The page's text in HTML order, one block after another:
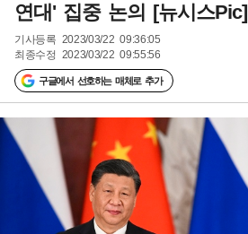
연대' 집중 논의 [뉴시스Pic]
기사등록 2023/03/22 09:36:05
최종수정 2023/03/22 09:55:56
구글에서 선호하는 매체로 추가